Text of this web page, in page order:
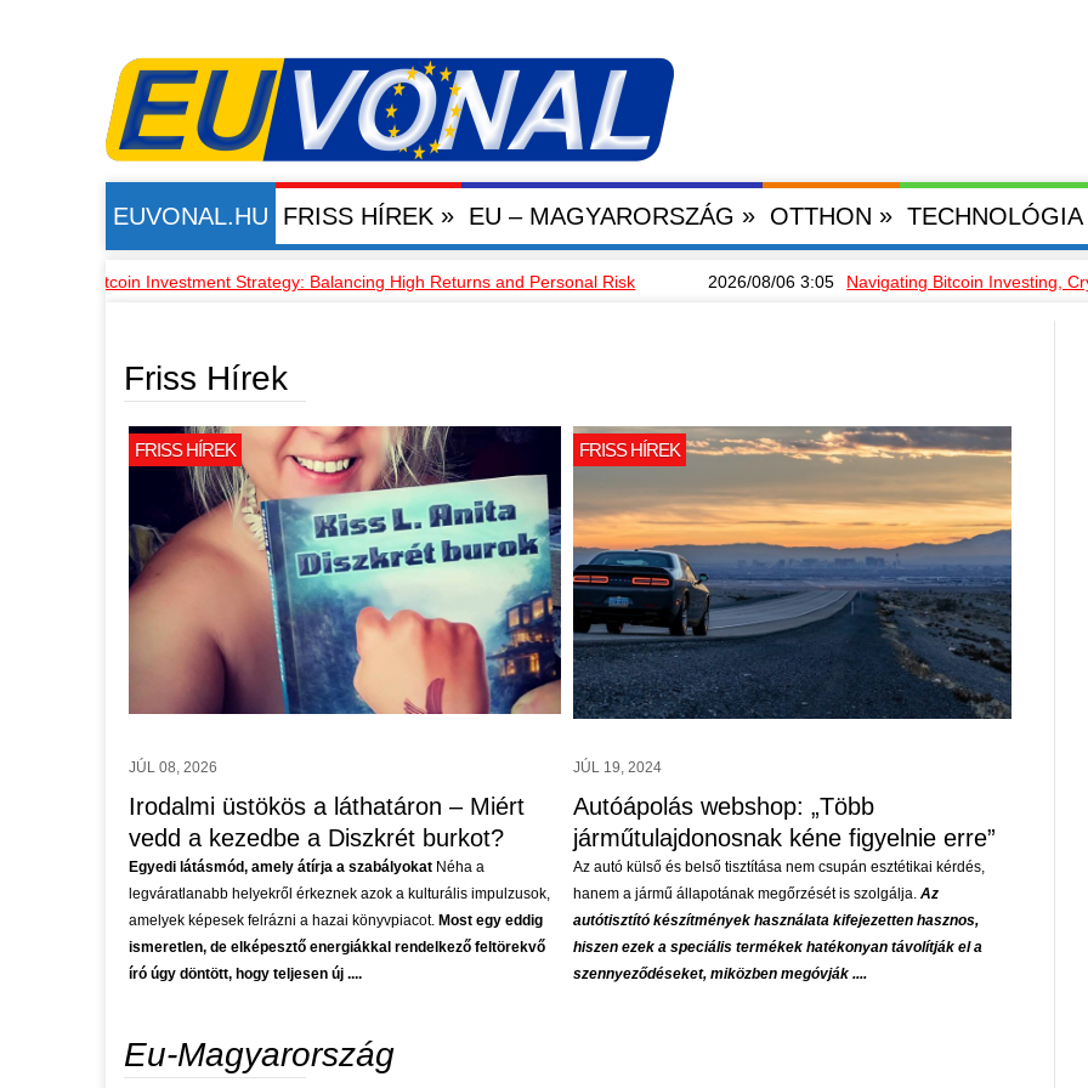
EUVONAL.HU FRISS HÍREK » EU – MAGYARORSZÁG » OTTHON » TECHNOLÓGIA
Investment Strategy: Balancing High Returns and Personal Risk 2026/08/06 3:05 Navigating Bitcoin Investing, Crypto
AUG 07, 2026
Bitcoin Investment Strategy:
Balancing High Returns and Personal
Understanding Bitcoin Investment: Risks and Potential
Returns I bought my first Bitcoin in 2017 at around $3,000, and
it taught me the market's core truth. The asset's price swings
can be breathtaking, with annual volatility often ....
AUG 06, 2026
Navigating Bitcoin Investing, Crypto
Lending, and Market Scams
view Bitcoin as a digital asset, not a currency. Its price swung
from $16,500 to nearly $74,000 in the last year alone. This
volatility dictates every investment decision ....
EU -
Friss Hírek
FRISS HÍREK
JÚL 08, 2026
Irodalmi üstökös a láthatáron – Miért
vedd a kezedbe a Diszkrét burkot?
Egyedi látásmód, amely átírja a szabályokatNéha a
legváratlanabb helyekről érkeznek azok a kulturális impulzusok,
amelyek képesek felrázni a hazai könyvpiacot. Most egy eddig
ismeretlen, de elképesztő energiákkal rendelkező feltörekvő
író úgy döntött, hogy teljesen új ....
FRISS HÍREK
JÚL 19, 2024
Autóápolás webshop: „Több
járműtulajdonosnak kéne figyelnie erre”
Az autó külső és belső tisztítása nem csupán esztétikai kérdés,
hanem a jármű állapotának megőrzését is szolgálja. Az
autótisztító készítmények használata kifejezetten hasznos,
hiszen ezek a speciális termékek hatékonyan távolítják el a
szennyeződéseket, miközben megóvják ....
Eu-Magyarország